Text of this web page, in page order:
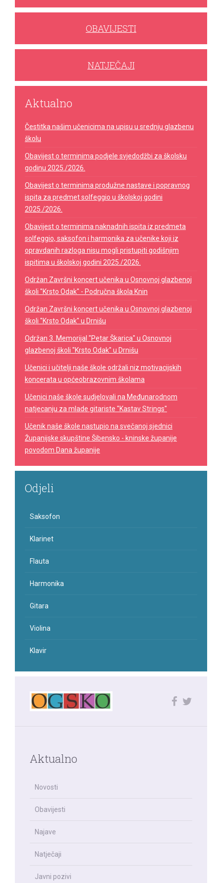
OBAVIJESTI
NATJEČAJI
Aktualno
Čestitka našim učenicima na upisu u srednju glazbenu
školu
Obavijest o terminima podjele svjedodžbi za školsku
godinu 2025./2026.
Obavijest o terminima produžne nastave i popravnog
ispita za predmet solfeggio u školskoj godini
2025./2026.
Obavijest o terminima naknadnih ispita iz predmeta
solfeggio, saksofon i harmonika za učenike koji iz
opravdanih razloga nisu mogli pristupiti godišnjim
ispitima u školskoj godini 2025./2026.
Održan Završni koncert učenika u Osnovnoj glazbenoj
školi "Krsto Odak" - Područna škola Knin
Održan Završni koncert učenika u Osnovnoj glazbenoj
školi "Krsto Odak" u Drnišu
Održan 3. Memorijal "Petar Škarica" u Osnovnoj
glazbenoj školi "Krsto Odak" u Drnišu
Učenici i učitelji naše škole održali niz motivacijskih
koncerata u općeobrazovnim školama
Učenici naše škole sudjelovali na Međunarodnom
natjecanju za mlade gitariste "Kastav Strings"
Učenik naše škole nastupio na svečanoj sjednici
Županijske skupštine Šibensko - kninske županije
povodom Dana županije
Odjeli
Saksofon
Klarinet
Flauta
Harmonika
Gitara
Violina
Klavir
Aktualno
Novosti
Obavijesti
Najave
Natječaji
Javni pozivi